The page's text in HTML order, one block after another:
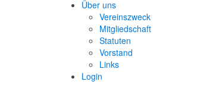
Über uns
Vereinszweck
Mitgliedschaft
Statuten
Vorstand
Links
Login